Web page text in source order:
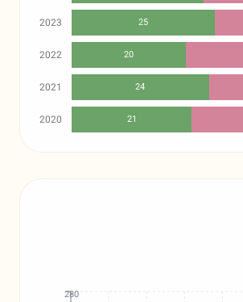
2023 25
2022 20
2021 24
2020 21
280